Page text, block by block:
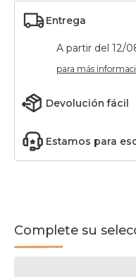
Entrega
A partir del 12/
para más
Devolución fácil
Estamos para
Complete su